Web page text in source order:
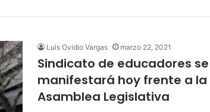
Luis Ovidio Vargas marzo 22, 2021
Sindicato de educadores se
manifestará hoy frente a la
Asamblea Legislativa